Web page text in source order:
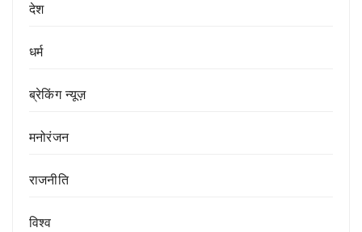
देश
धर्म
ब्रेकिंग न्यूज़
मनोरंजन
राजनीति
विश्व